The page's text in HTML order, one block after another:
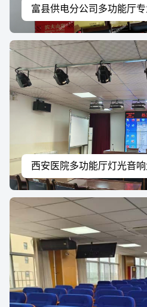
富县供电分公司多功能厅
西安医院多功能厅灯光音